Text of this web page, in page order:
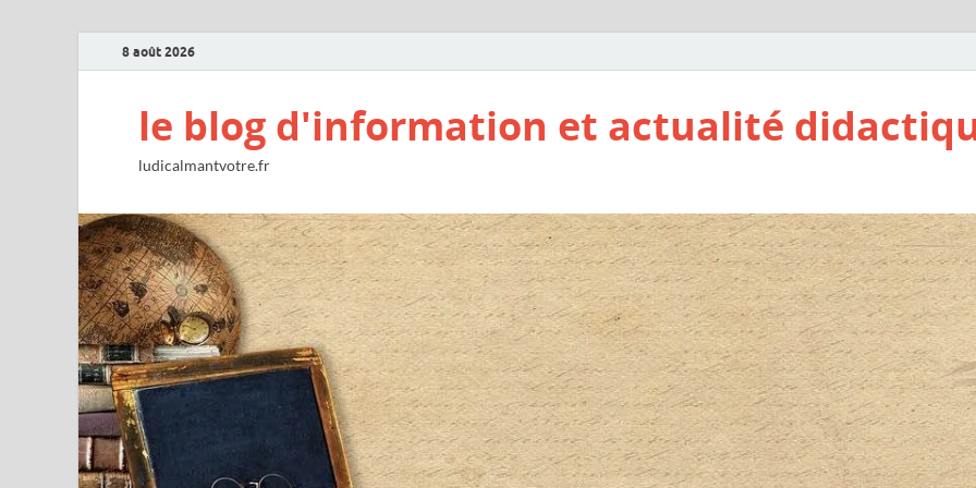
8 août 2026
le blog d'information et actualité
ludicalmantvotre.fr